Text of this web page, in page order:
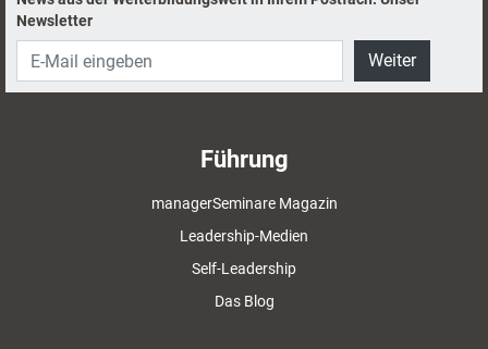
Newsletter
Weiter
Führung
managerSeminare Magazin
Leadership-Medien
Self-Leadership
Das Blog